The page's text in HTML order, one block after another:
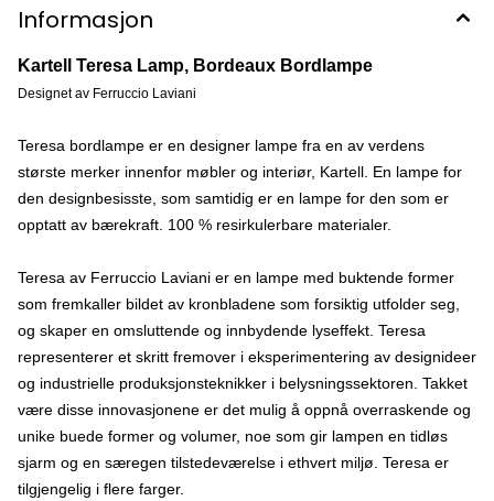
Informasjon
Kartell Teresa Lamp, Bordeaux Bordlampe
Designet av Ferruccio Laviani
Teresa bordlampe er en designer lampe fra en av verdens
største merker innenfor møbler og interiør, Kartell. En lampe for
den designbesisste, som samtidig er en lampe for den som er
opptatt av bærekraft. 100 % resirkulerbare materialer.
Teresa av Ferruccio Laviani er en lampe med buktende former
som fremkaller bildet av kronbladene som forsiktig utfolder seg,
og skaper en omsluttende og innbydende lyseffekt. Teresa
representerer et skritt fremover i eksperimentering av designideer
og industrielle produksjonsteknikker i belysningssektoren. Takket
være disse innovasjonene er det mulig å oppnå overraskende og
unike buede former og volumer, noe som gir lampen en tidløs
sjarm og en særegen tilstedeværelse i ethvert miljø. Teresa er
tilgjengelig i flere farger.